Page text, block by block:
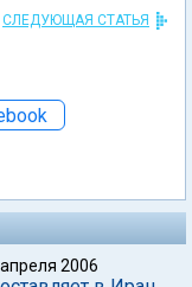
СЛЕДУЮЩАЯ СТАТЬЯ
2006